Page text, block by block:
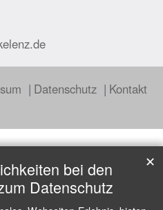
Datenschutz
Kontakt
bei den
Datenschutz
✕